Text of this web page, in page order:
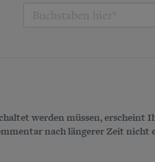
werden müssen, erscheint
nach längerer Zeit nicht